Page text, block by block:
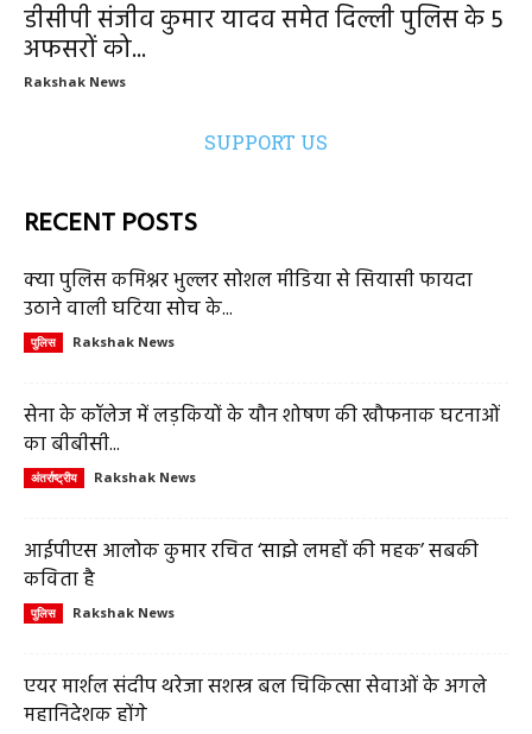
डीसीपी संजीव कुमार यादव समेत दिल्ली पुलिस के 5
अफसरों को...
Rakshak News
SUPPORT US
RECENT POSTS
क्या पुलिस कमिश्नर भुल्लर सोशल मीडिया से सियासी फायदा
उठाने वाली घटिया सोच के...
पुलिस Rakshak News
सेना के कॉलेज में लड़कियों के यौन शोषण की खौफनाक घटनाओं
का बीबीसी...
अंतर्राष्ट्रीय Rakshak News
आईपीएस आलोक कुमार रचित ‘साझे लमहों की महक’ सबकी
कविता है
पुलिस Rakshak News
एयर मार्शल संदीप थरेजा सशस्त्र बल चिकित्सा सेवाओं के अगले
महानिदेशक होंगे